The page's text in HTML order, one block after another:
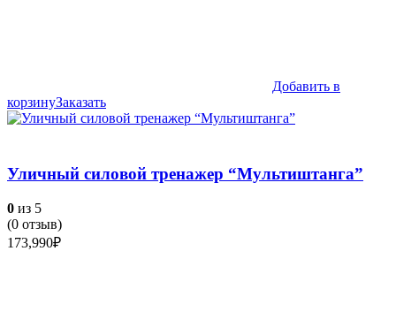
Добавить в
корзинуЗаказать
Уличный силовой тренажер “Мультиштанга”
0 из 5
(0 отзыв)
173,990₽